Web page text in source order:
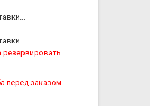
резервировать
перед заказом